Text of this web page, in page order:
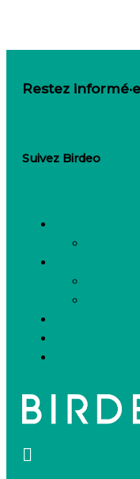
Restez
Suivez Birdeo